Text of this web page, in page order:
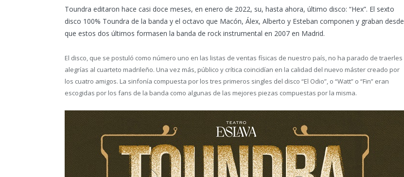
Toundra editaron hace casi doce meses, en enero de 2022, su, hasta ahora, último disco: “Hex”. El sexto
disco 100% Toundra de la banda y el octavo que Macón, Álex, Alberto y Esteban componen y graban desde
que estos dos últimos formasen la banda de rock instrumental en 2007 en Madrid.
El disco, que se postuló como número uno en las listas de ventas físicas de nuestro país, no ha parado de traerles
alegrías al cuarteto madrileño. Una vez más, público y crítica coincidían en la calidad del nuevo máster creado por
los cuatro amigos. La sinfonía compuesta por los tres primeros singles del disco “El Odio”, o “Watt” o “Fin” eran
escogidas por los fans de la banda como algunas de las mejores piezas compuestas por la misma.